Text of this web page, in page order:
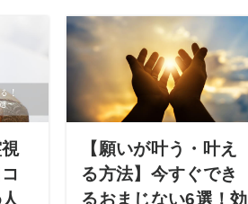
【願いが叶う・叶え
る方法】今すぐでき
るおまじない6選！効